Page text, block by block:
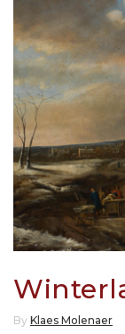
By Klaes Molenaer